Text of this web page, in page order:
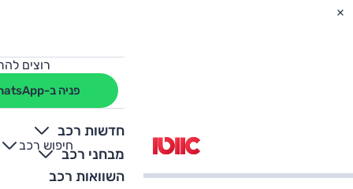
רוצים
פניה ב-WhatsApp
חדשות רכב
מבחני רכב
השוואות רכב
חיפוש רכב
+
-